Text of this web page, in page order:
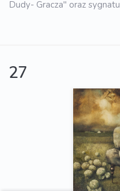
Dudy- Gracza" oraz
27